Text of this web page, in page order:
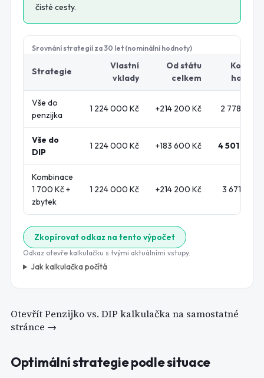
čisté cesty.
Srovnání strategií za30 let (nominální hodnoty)
Strategie
Vlastní
vklady
Od státu
celkem
Vše do
penzijka
1 224 000 Kč +214 200 Kč 2 778 159
Vše do
DIP
1 224 000 Kč +183 600 Kč 4 501 152
Kombinace
1 700 Kč +
zbytek
1 224 000 Kč +214 200 Kč 3 671 157
Zkopírovat odkaz na tento výpočet
Odkaz otevře kalkulačku s tvými aktuálními vstupy.
Jak kalkulačka počítá
OtevřítPenzijko vs. DIP kalkulačkana samostatné
stránce →
Optimální strategie podle situace